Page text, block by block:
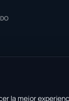
la mejor